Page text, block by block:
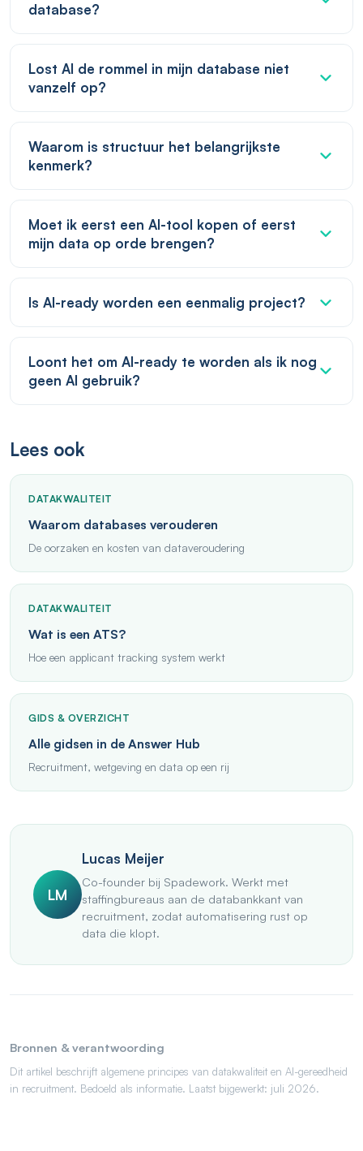
database?
Lost AI de rommel in mijn database niet
vanzelf op?
Waarom is structuur het belangrijkste
kenmerk?
Moet ik eerst een AI-tool kopen of eerst
mijn data op orde brengen?
Is AI-ready worden een eenmalig project?
Loont het om AI-ready te worden als ik nog
geen AI gebruik?
Lees ook
DATAKWALITEIT
Waarom databases verouderen
De oorzaken en kosten van dataveroudering
DATAKWALITEIT
Wat is een ATS?
Hoe een applicant tracking system werkt
GIDS & OVERZICHT
Alle gidsen in de Answer Hub
Recruitment, wetgeving en data op een rij
LM
Lucas Meijer
Co-founder bij Spadework. Werkt met
staffingbureaus aan de databankkant van
recruitment, zodat automatisering rust op
data die klopt.
Bronnen & verantwoording
Dit artikel beschrijft algemene principes van datakwaliteit en AI-gereedheid
in recruitment. Bedoeld als informatie. Laatst bijgewerkt: juli 2026.